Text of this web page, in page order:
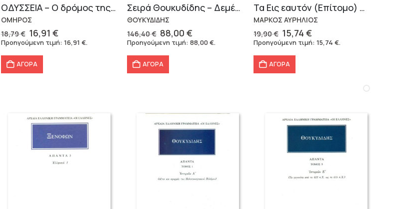
OΔΥΣΣΕΙΑ – Ο δρόμος της επιστροφής
ΟΜΗΡΟΣ
18,79€ Original
price
18,79 €.
16,91 €Η
τρέχουσα
Προηγούμενη τιμή: 16,91 €.
ΑΓΟΡΑ
Σειρά Θουκυδίδης – Δεμένο (4 τόμοι)
ΘΟΥΚΥΔΙΔΗΣ
146,40€ Original
price
146,40 €.
88,00€
τρέχουσα
Προηγούμενη τιμή:88,00€.
ΑΓΟΡΑ
Τα Εις εαυτόν (Επίτομο) – Μάρκος Αυρήλιος
ΜΑΡΚΟΣ ΑΥΡΗΛΙΟΣ
19,90€ Original
price
19,90 €.
15,74€
τρέχουσα
Προηγούμενη τιμή:15,74€.
ΑΓΟΡΑ